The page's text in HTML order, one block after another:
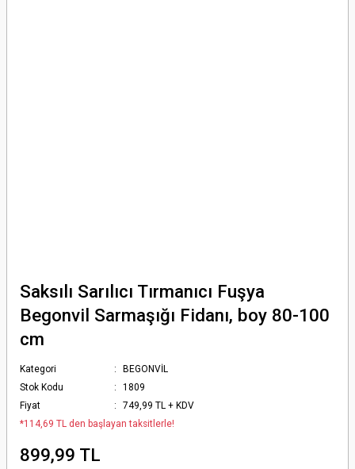
Saksılı Sarılıcı Tırmanıcı Fuşya
Begonvil Sarmaşığı Fidanı, boy 80-100
cm
Kategori
BEGONVİL
Stok Kodu
1809
Fiyat
749,99 TL + KDV
*114,69 TL den başlayan taksitlerle!
899,99 TL